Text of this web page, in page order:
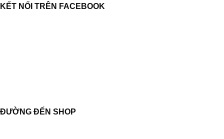
KẾT NỐI TRÊN FACEBOOK
ĐƯỜNG ĐẾN SHOP